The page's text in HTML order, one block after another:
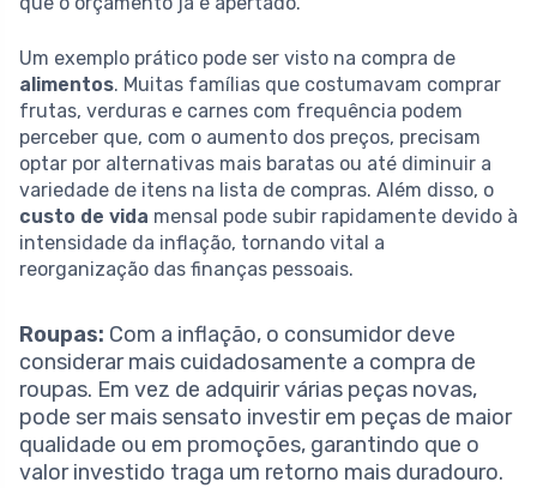
Um exemplo prático pode ser visto na compra de
alimentos. Muitas famílias que costumavam comprar
frutas, verduras e carnes com frequência podem
perceber que, com o aumento dos preços, precisam
optar por alternativas mais baratas ou até diminuir a
variedade de itens na lista de compras. Além disso, o
custo de vida mensal pode subir rapidamente devido à
intensidade da inflação, tornando vital a
reorganização das finanças pessoais.
Roupas: Com a inflação, o consumidor deve
considerar mais cuidadosamente a compra de
roupas. Em vez de adquirir várias peças novas,
pode ser mais sensato investir em peças de maior
qualidade ou em promoções, garantindo que o
valor investido traga um retorno mais duradouro.